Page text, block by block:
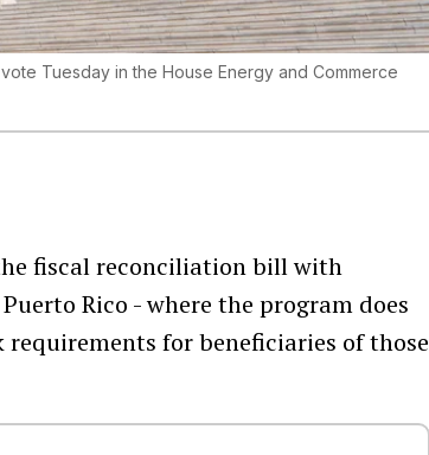
Tuesday in the House Energy and Commerce
fiscal reconciliation bill with
Rico - where the program does
for beneficiaries of those